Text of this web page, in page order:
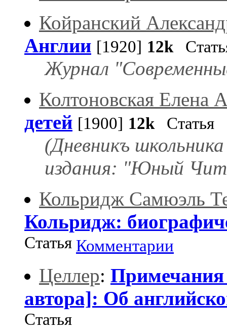
Койранский
Англии [1920] 12k
Журнал
Колтоновская Елена
детей [1900] 12kСтатья
(Дневникъ
издания: "Юный
Кольридж Самюэль
Кольридж:
Статья Комментарии
Целлер: Примечания
автора]: Об
Статья